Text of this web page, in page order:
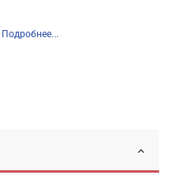
Подробнее...